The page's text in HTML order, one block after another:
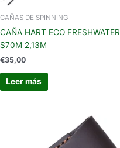
CAÑAS DE SPINNING
CAÑA HART ECO FRESHWATER
S70M 2,13M
€35,00
Leer más